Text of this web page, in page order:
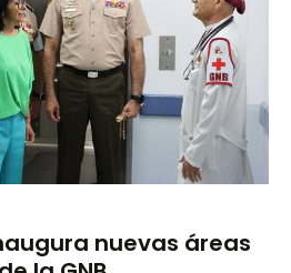
nuevas áreas